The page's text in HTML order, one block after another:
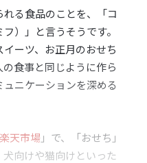
る食品のことを、「コ
）」と言うそうです。
ーツ、お正月のおせち
食事と同じように作ら
ニケーションを深める
楽天市場」で、「おせち」
犬向けや猫向けといった